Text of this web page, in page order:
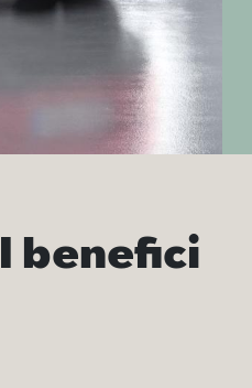
I benefici